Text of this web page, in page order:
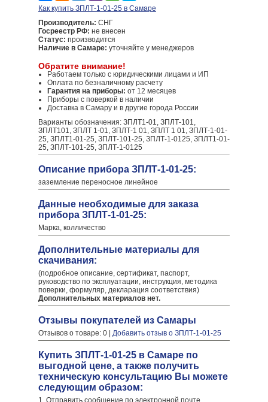
Как купить ЗПЛТ-1-01-25 в Самаре
Производитель: СНГ
Госреестр РФ: не внесен
Статус: производится
Наличие в Самаре: уточняйте у менеджеров
Обратите внимание!
Работаем только с юридическими лицами и ИП
Оплата по безналичному расчету
Гарантия на приборы: от 12 месяцев
Приборы с поверкой в наличии
Доставка в Самару и в другие города России
Варианты обозначения: ЗПЛТ1-01, ЗПЛТ-101,
ЗПЛТ101, ЗПЛТ 1-01, ЗПЛТ-1 01, ЗПЛТ 1 01, ЗПЛТ-1-01-
25, ЗПЛТ1-01-25, ЗПЛТ-101-25, ЗПЛТ-1-0125, ЗПЛТ1-01-
25, ЗПЛТ-101-25, ЗПЛТ-1-0125
Описание прибора ЗПЛТ-1-01-25:
заземление переносное линейное
Данные необходимые для заказа
прибора ЗПЛТ-1-01-25:
Марка, колличество
Дополнительные материалы для
скачивания:
(подробное описание, сертификат, паспорт,
руководство по эксплуатации, инструкция, методика
поверки, формуляр, декларация соответствия)
Дополнительных материалов нет.
Отзывы покупателей из Самары
Отзывов о товаре: 0 | Добавить отзыв о ЗПЛТ-1-01-25
Купить ЗПЛТ-1-01-25 в Самаре по
выгодной цене, а также получить
техническую консультацию Вы можете
следующим образом:
1. Отправить сообщение по электронной почте